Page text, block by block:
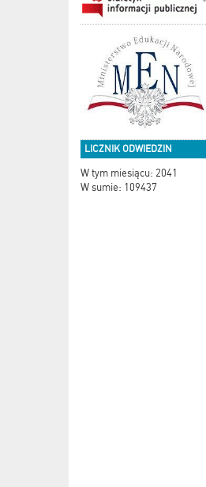
LICZNIK ODWIEDZIN
W tym miesiącu: 2041
W sumie: 109437